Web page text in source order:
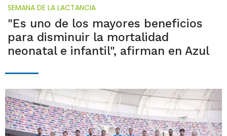
SEMANA DE LA LACTANCIA
"Es uno de los mayores beneficios
para disminuir la mortalidad
neonatal e infantil", afirman en Azul